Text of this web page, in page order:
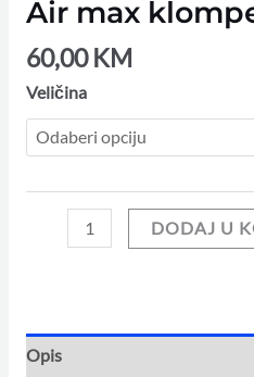
Air max
60,00KM
Veličina
DODAJ U
Opis